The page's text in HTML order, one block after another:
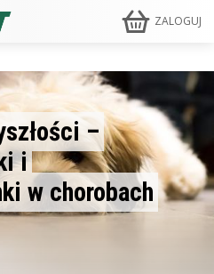
ZALOGUJ
–
i
w chorobach